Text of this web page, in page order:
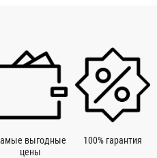
выгодные
цены
100% гарантия